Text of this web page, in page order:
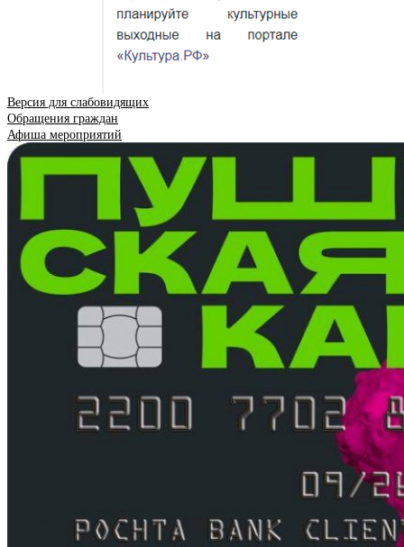
Версия для слабовидящих
Обращения граждан
Афиша мероприятий